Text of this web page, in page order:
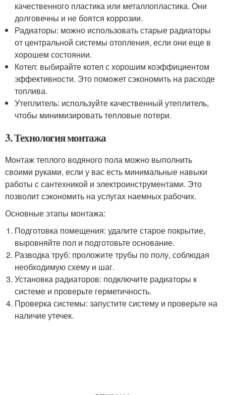
качественного пластика или металлопластика. Они
долговечны и не боятся коррозии.
Радиаторы: можно использовать старые радиаторы
от центральной системы отопления, если они еще в
хорошем состоянии.
Котел: выбирайте котел с хорошим коэффициентом
эффективности. Это поможет сэкономить на расходе
топлива.
Утеплитель: используйте качественный утеплитель,
чтобы минимизировать тепловые потери.
3. Технология монтажа
Монтаж теплого водяного пола можно выполнить
своими руками, если у вас есть минимальные навыки
работы с сантехникой и электроинструментами. Это
позволит сэкономить на услугах наемных рабочих.
Основные этапы монтажа:
Подготовка помещения: удалите старое покрытие,
выровняйте пол и подготовьте основание.
Разводка труб: проложите трубы по полу, соблюдая
необходимую схему и шаг.
Установка радиаторов: подключите радиаторы к
системе и проверьте герметичность.
Проверка системы: запустите систему и проверьте на
наличие утечек.